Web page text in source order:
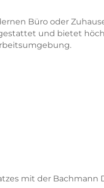
Büro oder
und bietet
mit der Bachmann